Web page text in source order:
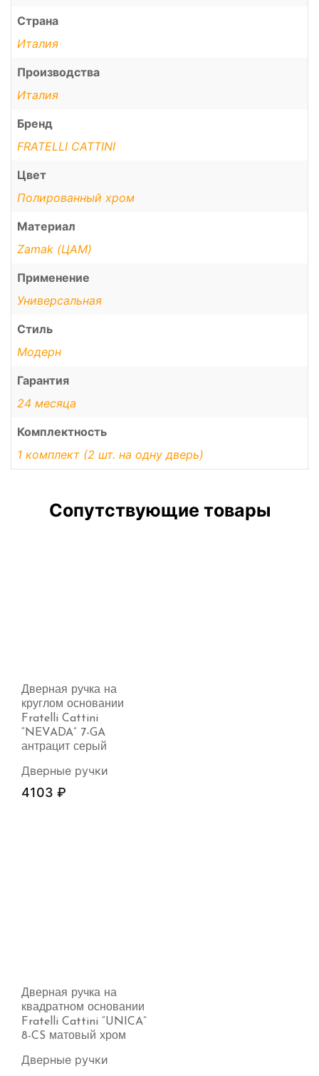
Страна
Италия
Производства
Италия
Бренд
FRATELLI CATTINI
Цвет
Полированный хром
Материал
Zamak (ЦАМ)
Применение
Универсальная
Стиль
Модерн
Гарантия
24 месяца
Комплектность
1 комплект (2 шт. на одну дверь)
Сопутствующие товары
Дверная ручка на
круглом основании
Fratelli Cattini
“NEVADA” 7-GA
антрацит серый
Дверные ручки
4103 ₽
Дверная ручка на
квадратном основании
Fratelli Cattini “UNICA”
8-CS матовый хром
Дверные ручки